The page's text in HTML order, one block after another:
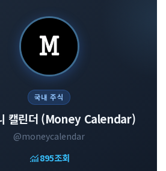
국내 주식
캘린더 (Money Calendar)
@moneycalendar
monitoring895조회